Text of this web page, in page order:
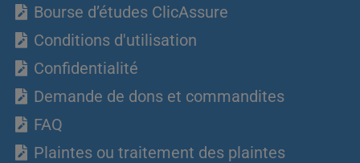
Bourse d’études ClicAssure
Conditions d'utilisation
Confidentialité
Demande de dons et commandites
FAQ
Plaintes ou traitement des plaintes